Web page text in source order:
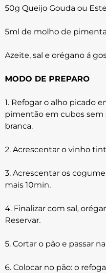
50g Queijo Gouda ou
5ml de molho de pimenta
Azeite, sal e orégano á
MODO DE PREPARO
1. Refogar o alho picado
pimentão em cubos sem
branca.
2. Acrescentar o vinho
3. Acrescentar os
mais 10min.
4. Finalizar com sal,
Reservar.
5. Cortar o pão e passar
6. Colocar no pão: o